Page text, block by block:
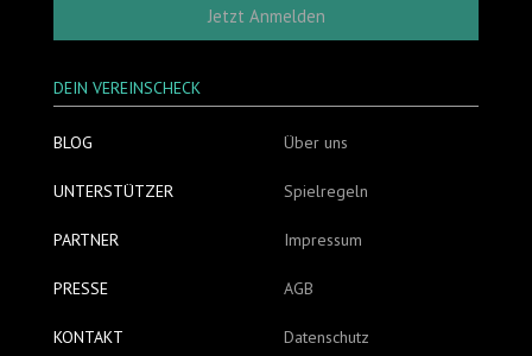
Jetzt Anmelden
DEIN VEREINSCHECK
BLOG
UNTERSTÜTZER
PARTNER
PRESSE
KONTAKT
Über uns
Spielregeln
Impressum
AGB
Datenschutz